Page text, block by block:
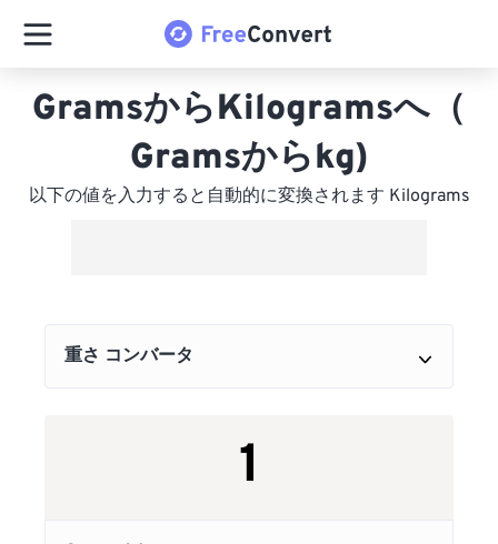
GramsからKilogramsへ（
Gramsからkg)
以下の値を入力すると自動的に変換されます Kilograms